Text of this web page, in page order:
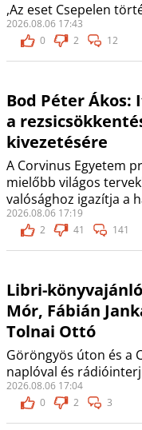
,Az eset Csepelen
2026.08.06 17:43
0
2 12
Bod Péter Ákos:
a
kivezetésére
A Corvinus Egyetem
mielőbb világos
valósághoz igazítja a
2026.08.06 17:19
2
41 141
Libri-
Mór, Fábián
Tolnai Ottó
Göröngyös úton és a
naplóval és
2026.08.06 17:04
0
2 3